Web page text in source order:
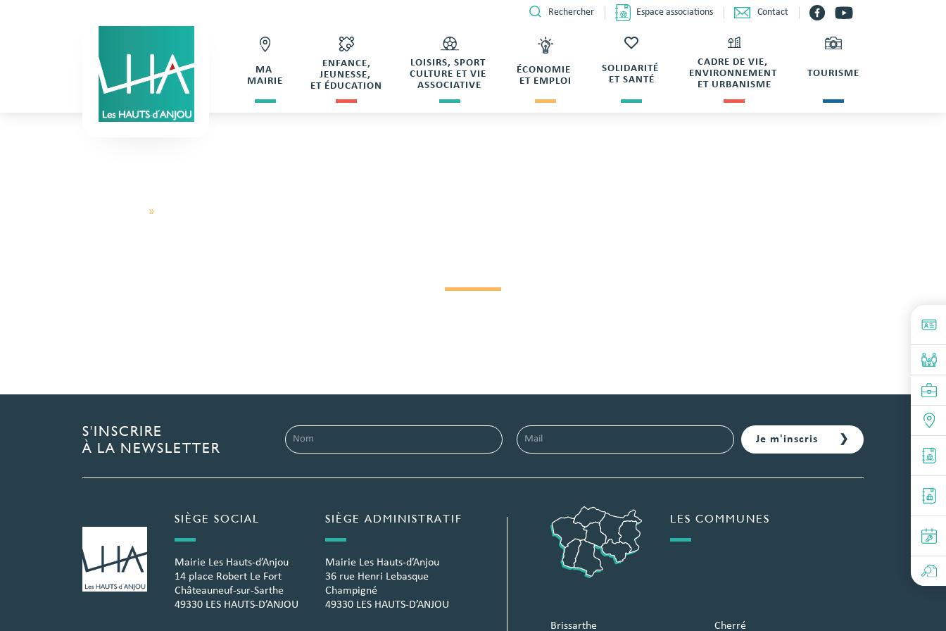
Rechercher Espace associations Contact
MA
MAIRIE
ENFANCE,
JEUNESSE,
ET ÉDUCATION
LOISIRS, SPORT
CULTURE ET VIE
ASSOCIATIVE
ÉCONOMIE
ET EMPLOI
SOLIDARITÉ
ET SANTÉ
CADRE DE VIE,
ENVIRONNEMENT
ET URBANISME
TOURISME
»
S'INSCRIRE
À LA NEWSLETTER
SIÈGE SOCIAL
Mairie Les Hauts-d’Anjou
14 place Robert Le Fort
Châteauneuf-sur-Sarthe
49330 LES HAUTS-D’ANJOU
SIÈGE ADMINISTRATIF
Mairie Les Hauts-d’Anjou
36 rue Henri Lebasque
Champigné
49330 LES HAUTS-D’ANJOU
LES COMMUNES
Brissarthe Cherré